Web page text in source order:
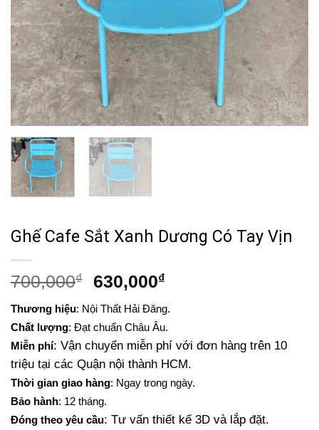
Ghế Cafe Sắt Xanh Dương Có Tay Vịn
700,000₫
Giá
là:
700,000₫.
630,000₫Giá
tại
là:
630,000₫.
Thương hiệu: Nội Thất Hải Đăng.
Chất lượng: Đạt chuẩn Châu Âu.
Miễn phí: Vận chuyển miễn phí với đơn hàng trên 10
triệu tại các Quận nội thành HCM.
Thời gian giao hàng: Ngay trong ngày.
Bảo hành: 12 tháng.
Đóng theo yêu cầu: Tư vấn thiết kế 3D và lắp đặt.